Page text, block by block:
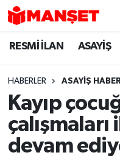
RESMİ İLAN ASAYİŞ
HABERLER ASAYİŞ
Kayıp
devam
Hava Durumu
Trafik Durumu
Süper Lig Puan
Tüm Manşetler